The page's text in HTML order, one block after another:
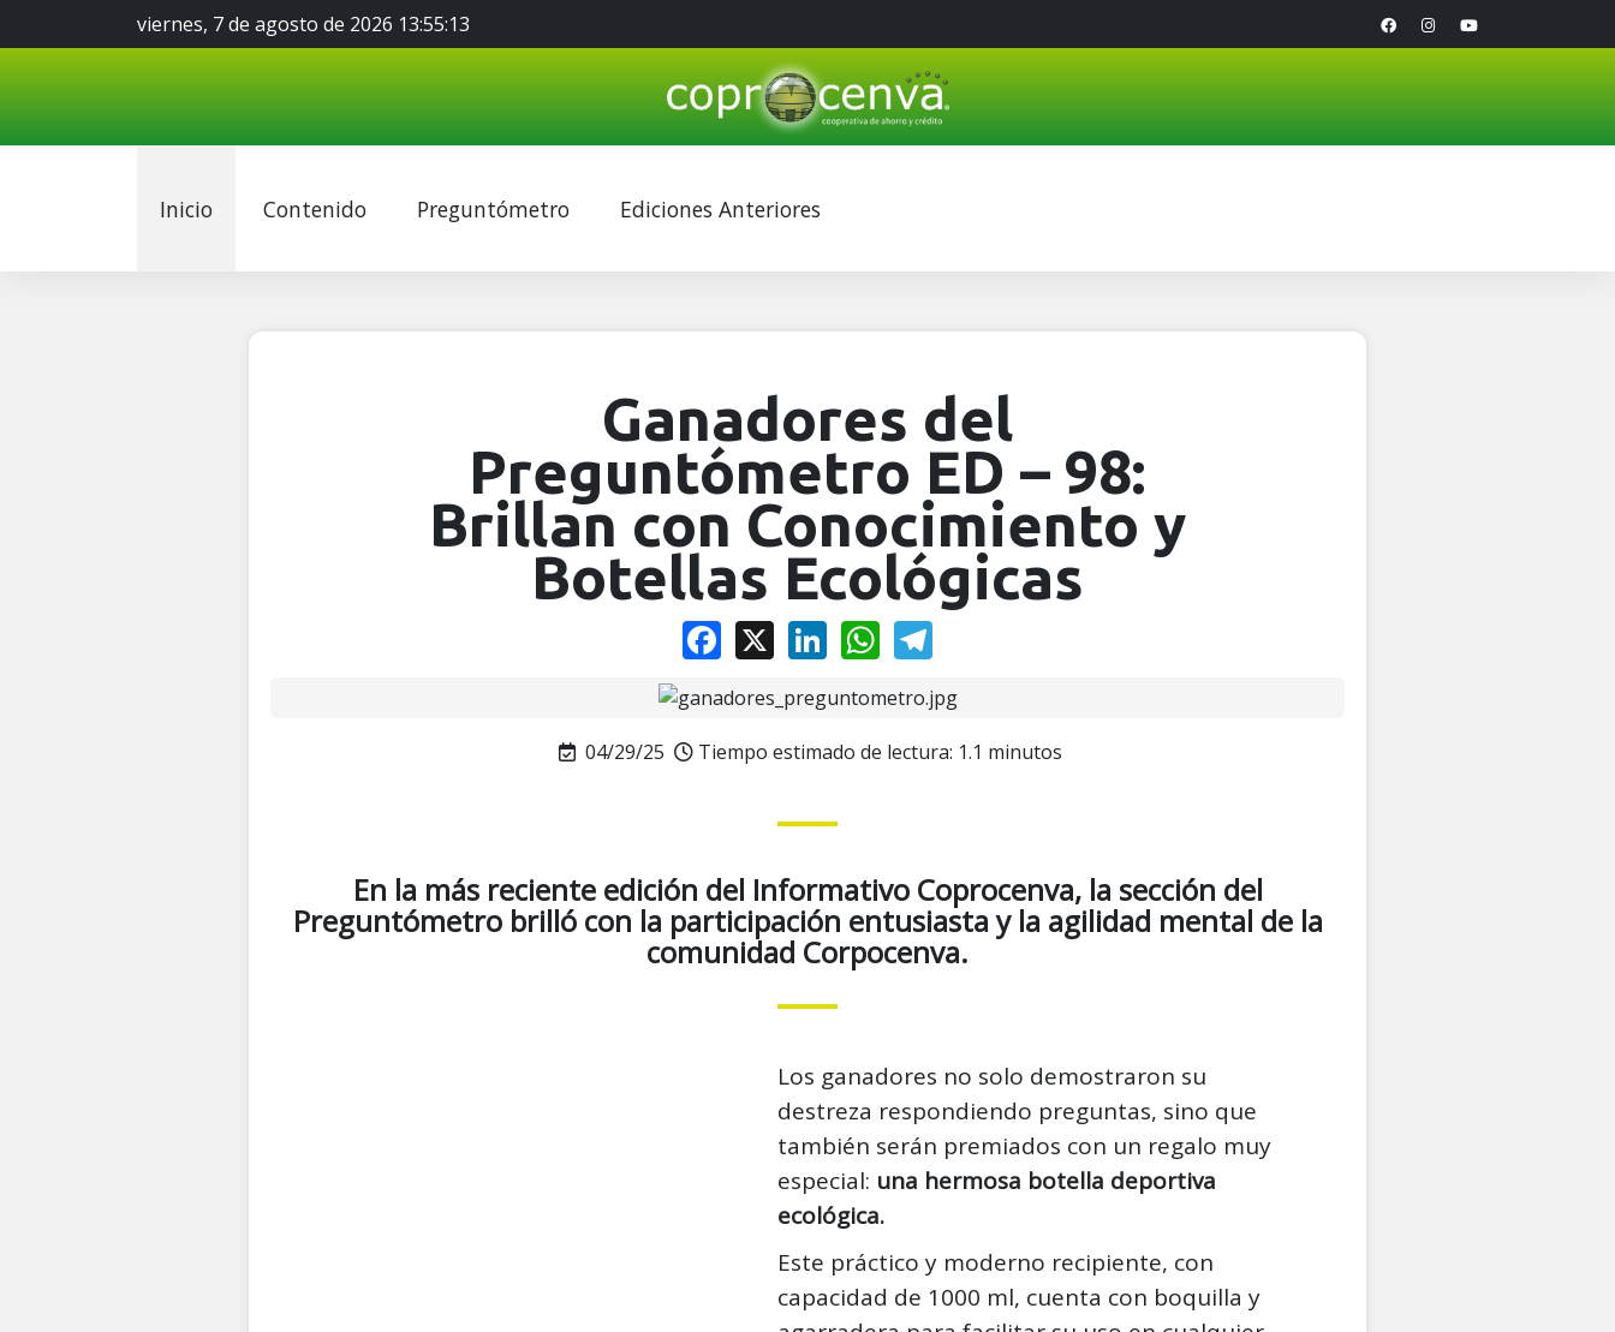
viernes, 7 de agosto de 2026 13:55:14
Inicio Contenido Preguntómetro Ediciones Anteriores
Ganadores del
Preguntómetro ED – 98:
Brillan con Conocimiento y
Botellas Ecológicas
Facebook LinkedInWhatsApp
04/29/25 Tiempo estimado de lectura: 1.1 minutos
En la más reciente edición del Informativo Coprocenva, la sección del
Preguntómetro brilló con la participación entusiasta y la agilidad mental de la
comunidad Corpocenva.
Los ganadores no solo demostraron su
destreza respondiendo preguntas, sino que
también serán premiados con un regalo muy
especial: una hermosa botella deportiva
ecológica.
Este práctico y moderno recipiente, con
capacidad de 1000 ml, cuenta con boquilla y